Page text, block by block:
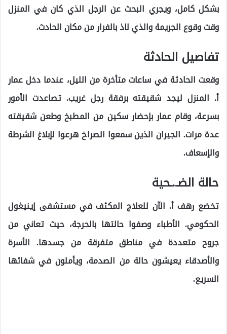
بشكل كامل، ويجري البحث عن الرجل الذي كان في المنزل
وقت وقوع الجريمة والذي لاذ بالفرار من مكان الحادث.
تفاصيل الحادثة
وقعت الحادثة في ساعات متأخرة من الليل، عندما دخل عمار
أ. المنزل ليجد شقيقته برفقة رجل غريب. تصاعدت الأمور
بسرعة، وقام عمار بإحضار سكين من المطبخ وطعن شقيقته
عدة مرات. الجيران الذين سمعوا الصراخ هرعوا لإبلاغ الشرطة
والإسعاف.
حالة الضـ.ـحية
تخضع رهف أ. الآن للعلاج المكثف في مستشفى إينيغول
الحكومي. الأطباء وصفوا حالتها بالحرجة، حيث تعاني من
جروح متعددة في مناطق متفرقة من جسدها. الأسرة
والأصدقاء يعيشون حالة من الصدمة، ويأملون في شفائها
السريع.